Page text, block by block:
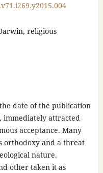
religious
date of the publication
immediately attracted
acceptance. Many
orthodoxy and a threat
nature.
other taken it as